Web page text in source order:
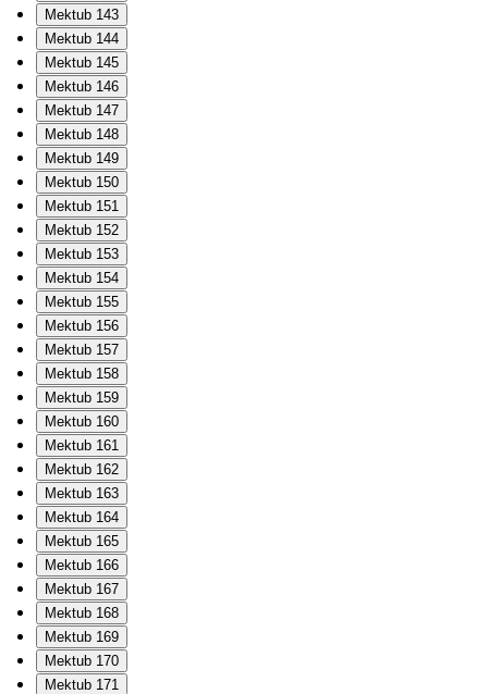
Mektub 143
Mektub 144
Mektub 145
Mektub 146
Mektub 147
Mektub 148
Mektub 149
Mektub 150
Mektub 151
Mektub 152
Mektub 153
Mektub 154
Mektub 155
Mektub 156
Mektub 157
Mektub 158
Mektub 159
Mektub 160
Mektub 161
Mektub 162
Mektub 163
Mektub 164
Mektub 165
Mektub 166
Mektub 167
Mektub 168
Mektub 169
Mektub 170
Mektub 171